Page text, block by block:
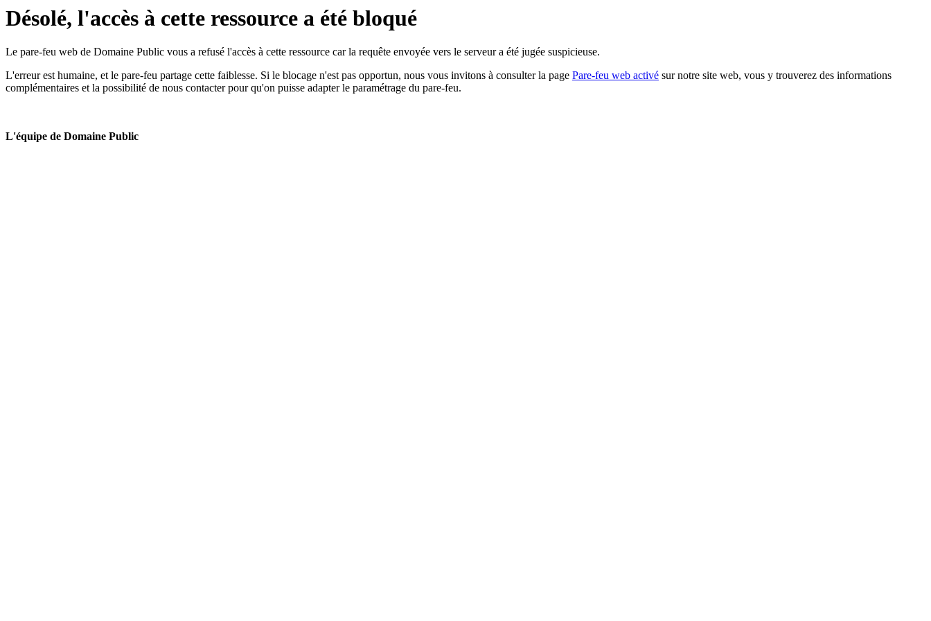
Désolé, l'accès à cette ressource a été bloqué
Le pare-feu web de Domaine Public vous a refusé l'accès à cette ressource car la requête envoyée vers le serveur a été jugée suspicieuse.
L'erreur est humaine, et le pare-feu partage cette faiblesse. Si le blocage n'est pas opportun, nous vous invitons à consulter la page Pare-feu web activé sur notre site web, vous y trouverez des informations
complémentaires et la possibilité de nous contacter pour qu'on puisse adapter le paramétrage du pare-feu.
L'équipe de Domaine Public